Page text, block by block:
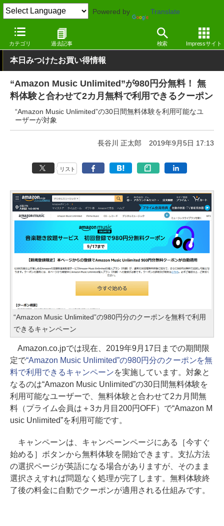
Powered by Translate
カテゴリ 過去記事 検索 Impressサイト
窓の杜 画像・映像・音楽 Webサービス
本日みつけたお買い得情報
“Amazon Music Unlimited”が980円分無料！ 無
料体験と合わせて2カ月無料で利用できるクーポン
“Amazon Music Unlimited”の30日間無料体験を利用可能なユ
ーザーが対象
長谷川 正太郎 2019年9月5日 17:13
リスト
“Amazon Music Unlimited”の980円分のクーポンを無料で利用
できるキャンペーン
Amazon.co.jpでは現在、2019年9月17日までの期間限
定で“Amazon Music Unlimited”の980円分のクーポンを無
料で利用できるキャンペーンを実施しています。対象と
なるのは“Amazon Music Unlimited”の30日間無料体験を
利用可能なユーザーで、無料体験と合わせて2カ月間無
料（プライム会員は＋3カ月目200円OFF）で“Amazon M
usic Unlimited”を利用可能です。
キャンペーンは、キャンペーンページにある［今すぐ
始める］ボタンから無料体験を開始できます。支払方法
の選択ページが英語になる場合がありますが、そのまま
選択さえすれば問題なく処理が完了します。無料体験終
了後の料金に自動でクーポンが適用される仕組みです。